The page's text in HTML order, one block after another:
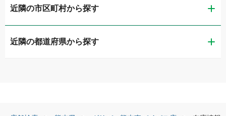
ガリバー熊本店
LIBERALA リベラーラ熊本
ガリバー熊本東バイパス店
近隣の市区町村から探す
熊本市中央区
近隣の都道府県から探す